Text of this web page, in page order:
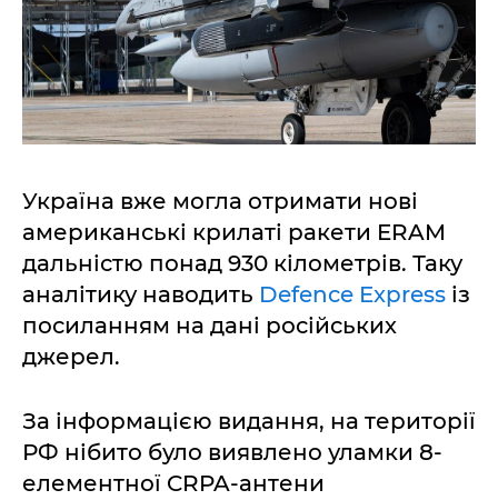
Україна вже могла отримати нові
американські крилаті ракети ERAM
дальністю понад 930 кілометрів. Таку
аналітику наводить Defence Express із
посиланням на дані російських
джерел.
За інформацією видання, на території
РФ нібито було виявлено уламки 8-
елементної CRPA-антени